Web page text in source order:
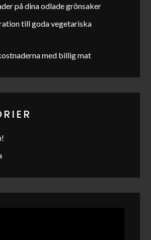
på dina odlade grönsaker
till goda vegetariska
med billig mat